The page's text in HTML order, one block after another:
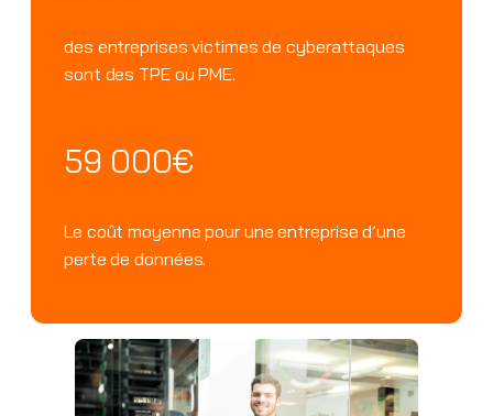
des entreprises victimes de cyberattaques
sont des TPE ou PME.
59 000€
Le coût moyenne pour une entreprise d’une
perte de données.